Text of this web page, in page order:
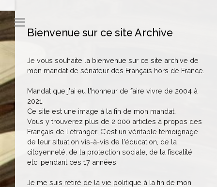
Bienvenue sur ce site Archive
Je vous souhaite la bienvenue sur ce site archive de
mon mandat de sénateur des Français hors de France.
Mandat que j'ai eu l'honneur de faire vivre de 2004 à
2021.
Ce site est une image à la fin de mon mandat.
Vous y trouverez plus de 2 000 articles à propos des
Français de l'étranger. C'est un véritable témoignage
de leur situation vis-à-vis de l'éducation, de la
citoyenneté, de la protection sociale, de la fiscalité,
etc. pendant ces 17 années.
Je me suis retiré de la vie politique à la fin de mon